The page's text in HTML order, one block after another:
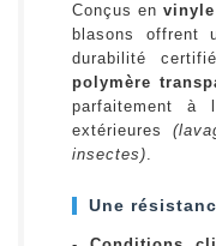
Conçus en
blasons offrent
durabilité
polymère
parfaitement à
extérieures
insectes).
Une